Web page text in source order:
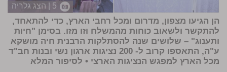
5 | הצג גלריה
הן הגיעו מצפון, מדרום ומכל רחבי הארץ, כדי להתאחד,
להתקשר ולשאוב כוחות מהמשלח וזו מזו. בסימן "חיות
ותענוג" – שלושים שנה להסתלקות הרבנית חיה מושקא
ע"ה, התאספו קרוב ל- 200 נציגות ארגון נשי ובנות חב"ד
מכל הארץ למפגש הנציגות הארצי • לסיפור המלא